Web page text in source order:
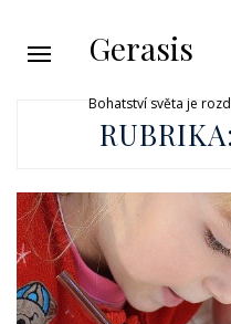
Gerasis
Bohatství světa je